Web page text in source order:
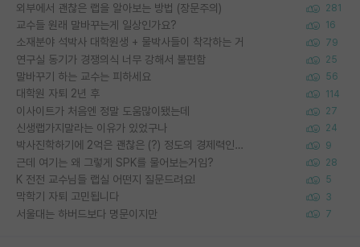
외부에서 괜찮은 랩을 알아보는 방법 (장문주의) 281
교수들 원래 말바꾸는게 일상인가요? 16
소재분야 석박사 대학원생 + 물박사들이 착각하는 거 79
연구실 동기가 경쟁의식 너무 강해서 불편함 25
말바꾸기 하는 교수는 피하세요 56
대학원 자퇴 2년 후 114
이사이트가 처음엔 정말 도움많이됐는데 27
신생랩가지말라는 이유가 있었구나 24
박사진학하기에 2억은 괜찮은 (?) 정도의 경제력인가요 9
근데 여기는 왜 그렇게 SPK를 물어보는거임? 28
K 전전 교수님들 랩실 어떤지 질문드려요! 5
막학기 자퇴 고민됩니다 3
서울대는 하버드보다 명문이지만 7